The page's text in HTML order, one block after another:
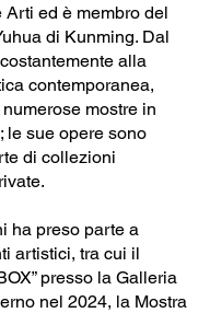
Arti ed è membro del
di Kunming. Dal
alla
contemporanea,
mostre in
le sue opere sono
di collezioni
ha preso parte a
artistici, tra cui il
presso la Galleria
nel 2024, la Mostra